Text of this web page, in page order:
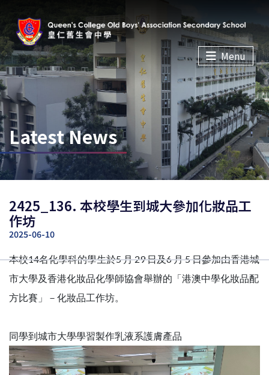
Menu
Latest News
2425_136. 本校學生到城大參加化妝品工
作坊
2025-06-10
本校14名化學科的學生於5 月 29 日及6 月 5 日參加由香港城
市大學及香港化妝品化學師協會舉辦的「港澳中學化妝品配
方比賽」－化妝品工作坊。
同學到城市大學學習製作乳液系護膚產品